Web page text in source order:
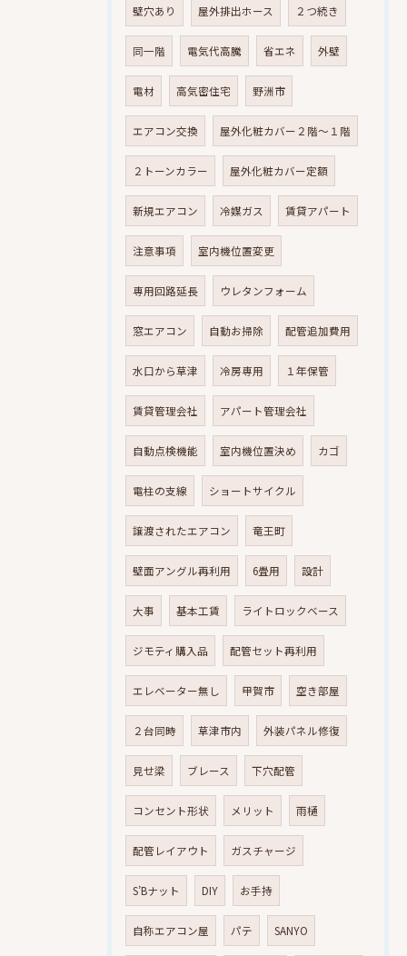
壁穴あり 屋外排出ホース ２つ続き
同一階 電気代高騰 省エネ 外壁
電材 高気密住宅 野洲市
エアコン交換 屋外化粧カバー２階～１階
２トーンカラー 屋外化粧カバー定額
新規エアコン 冷媒ガス 賃貸アパート
注意事項 室内機位置変更
専用回路延長 ウレタンフォーム
窓エアコン 自動お掃除 配管追加費用
水口から草津 冷房専用 １年保管
賃貸管理会社 アパート管理会社
自動点検機能 室内機位置決め カゴ
電柱の支線 ショートサイクル
譲渡されたエアコン 竜王町
壁面アングル再利用 6畳用 設計
大事 基本工賃 ライトロックベース
ジモティ購入品 配管セット再利用
エレベーター無し 甲賀市 空き部屋
２台同時 草津市内 外装パネル修復
見せ梁 ブレース 下穴配管
コンセント形状 メリット 雨樋
配管レイアウト ガスチャージ
S’Bナット DIY お手持
自称エアコン屋 パテ SANYO